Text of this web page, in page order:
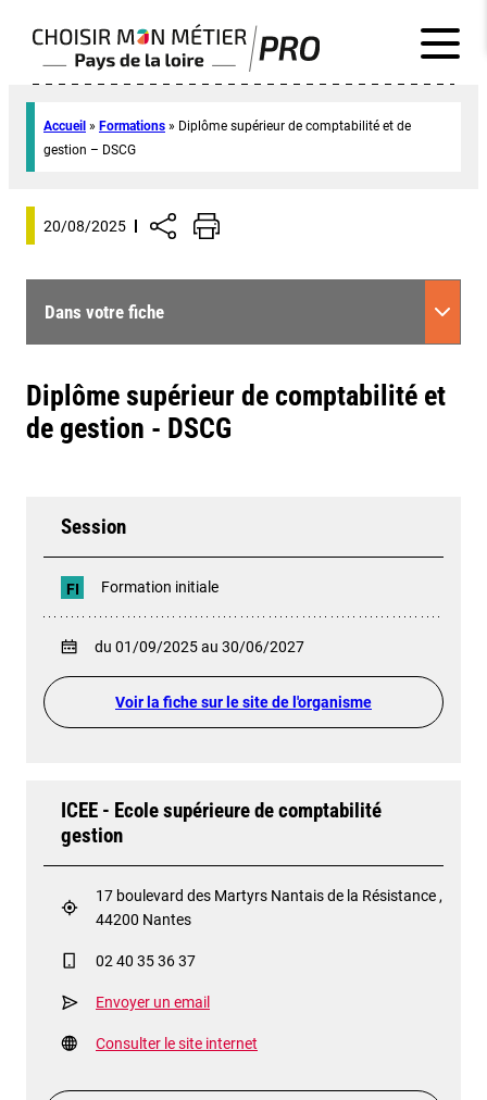
Accueil » Formations » Diplôme supérieur de comptabilité et de
gestion – DSCG
20/08/2025
Dans votre fiche
Diplôme supérieur de comptabilité et
de gestion - DSCG
Session
FI Formation initiale
du 01/09/2025 au 30/06/2027
Voir la fiche sur le site de l'organisme
ICEE - Ecole supérieure de comptabilité
gestion
17 boulevard des Martyrs Nantais de la Résistance ,
44200 Nantes
02 40 35 36 37
Envoyer un email
Consulter le site internet